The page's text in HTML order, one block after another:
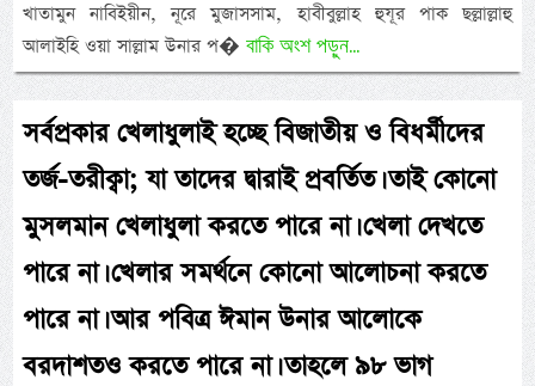
খাতামুন নাবিইয়ীন, নূরে মুজাসসাম, হাবীবুল্লাহ হুযূর পাক ছল্লাল্লাহু
আলাইহি ওয়া সাল্লাম উনার প�বাকি অংশ পড়ুন...
সর্বপ্রকার খেলাধুলাই হচ্ছে বিজাতীয় ও বিধর্মীদের
তর্জ-তরীক্বা; যা তাদের দ্বারাই প্রবর্তিত। তাই কোনো
মুসলমান খেলাধুলা করতে পারে না। খেলা দেখতে
পারে না। খেলার সমর্থনে কোনো আলোচনা করতে
পারে না। আর পবিত্র ঈমান উনার আলোকে
বরদাশতও করতে পারে না। তাহলে ৯৮ ভাগ